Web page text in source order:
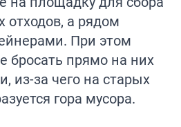
отходов, а рядом
При этом
бросать прямо на них
из-за чего на старых
гора мусора.